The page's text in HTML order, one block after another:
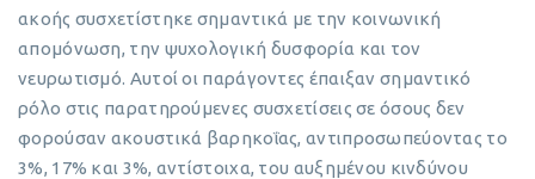
ακοής συσχετίστηκε σημαντικά με την κοινωνική
απομόνωση, την ψυχολογική δυσφορία και τον
νευρωτισμό. Αυτοί οι παράγοντες έπαιξαν σημαντικό
ρόλο στις παρατηρούμενες συσχετίσεις σε όσους δεν
φορούσαν ακουστικά βαρηκοΐας, αντιπροσωπεύοντας το
3%, 17% και 3%, αντίστοιχα, του αυξημένου κινδύνου